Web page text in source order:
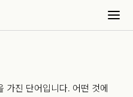
가진 단어입니다. 어떤 것에